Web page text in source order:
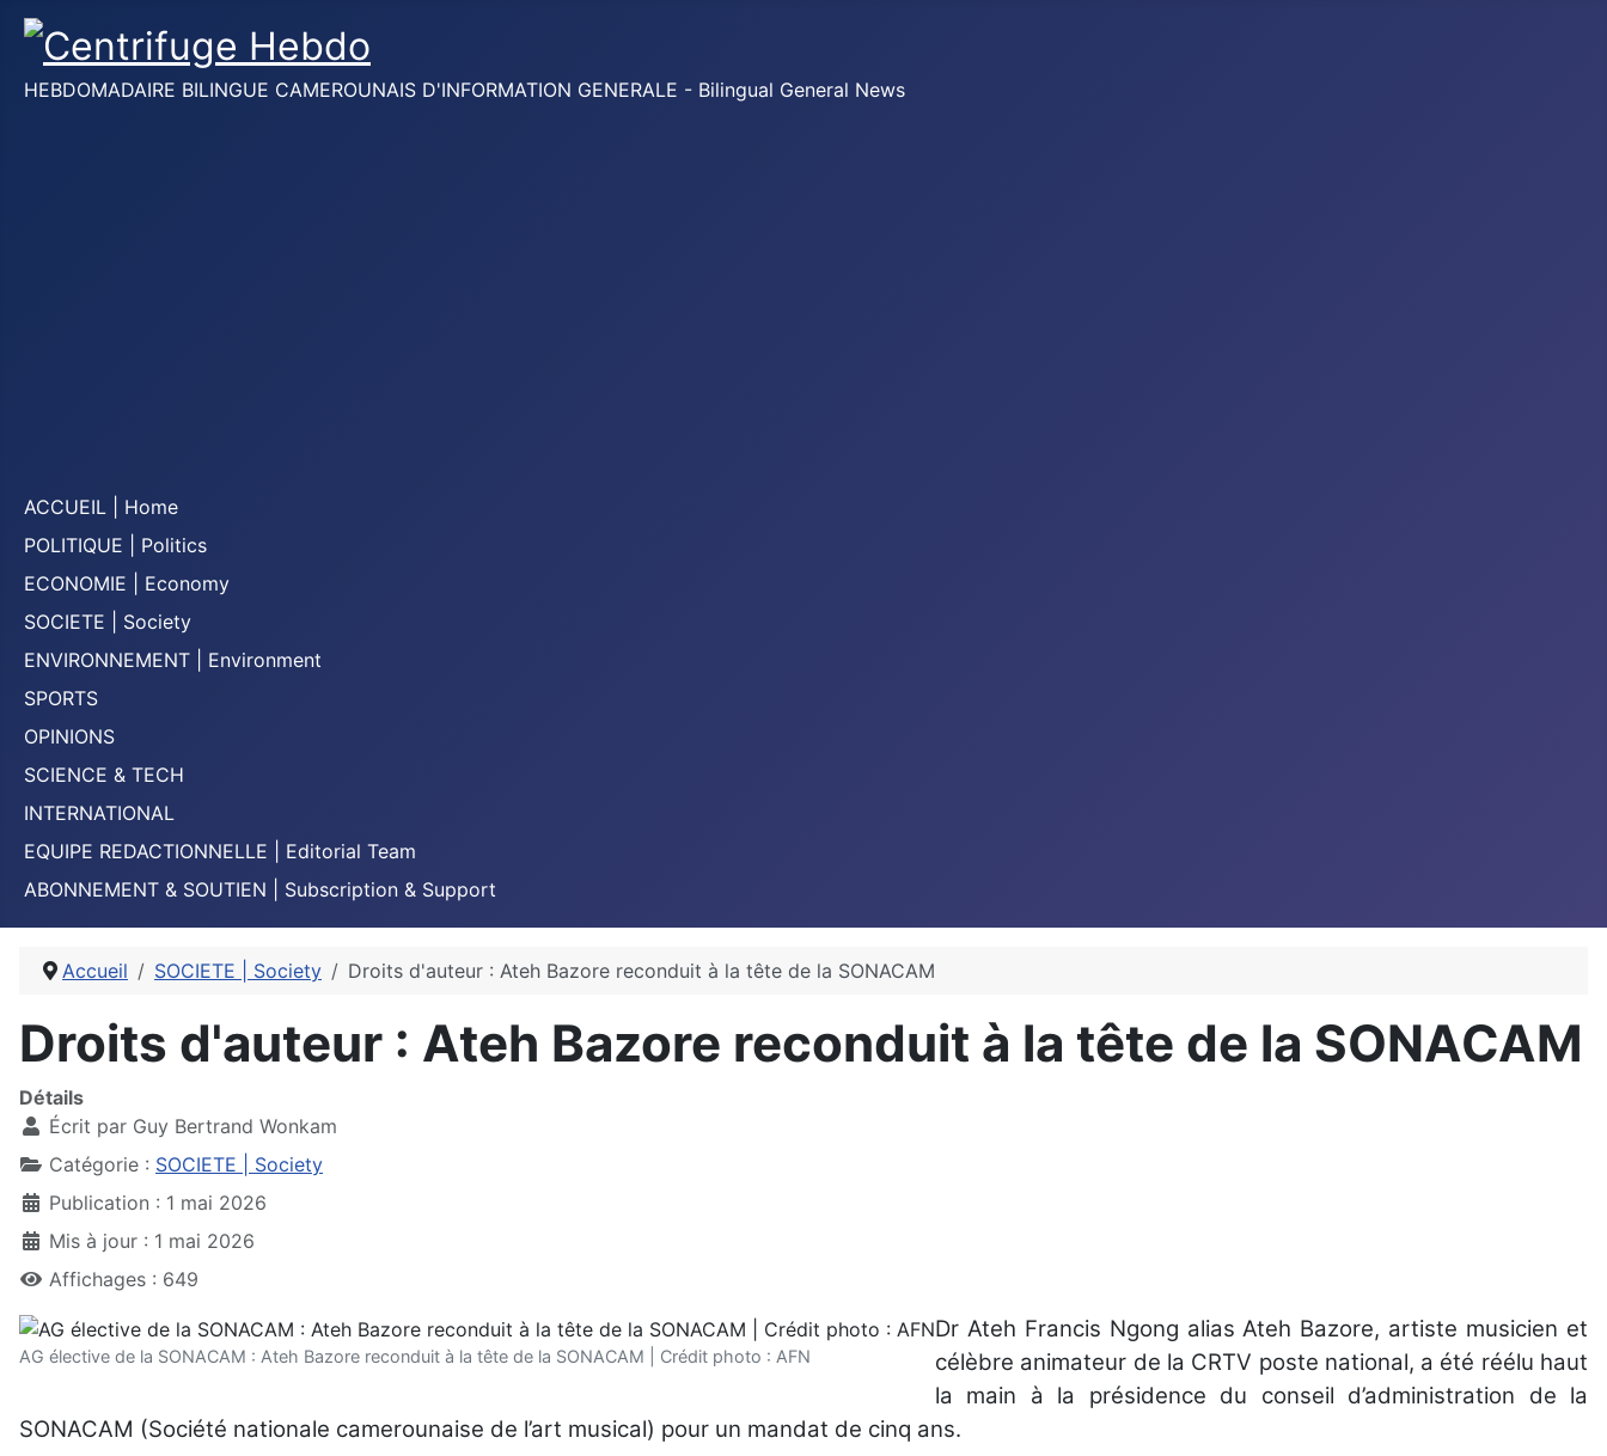
HEBDOMADAIRE BILINGUE CAMEROUNAIS D'INFORMATION GENERALE - Bilingual General News
ACCUEIL | Home
POLITIQUE | Politics
ECONOMIE | Economy
SOCIETE | Society
ENVIRONNEMENT | Environment
SPORTS
OPINIONS
SCIENCE & TECH
INTERNATIONAL
EQUIPE REDACTIONNELLE | Editorial Team
ABONNEMENT & SOUTIEN | Subscription & Support
Accueil SOCIETE | Society Droits d'auteur : Ateh Bazore reconduit à la tête de la SONACAM
Droits d'auteur : Ateh Bazore reconduit à la tête de la SONACAM
Détails
Écrit par Guy Bertrand Wonkam
Catégorie : SOCIETE | Society
Publication : 1 mai 2026
Mis à jour : 1 mai 2026
Affichages : 649
AG élective de la SONACAM : Ateh Bazore reconduit à la tête de la SONACAM | Crédit photo : AFN
Dr Ateh Francis Ngong alias Ateh Bazore, artiste musicien et
célèbre animateur de la CRTV poste national, a été réélu haut
la main à la présidence du conseil d’administration de la
SONACAM (Société nationale camerounaise de l’art musical) pour un mandat de cinq ans.